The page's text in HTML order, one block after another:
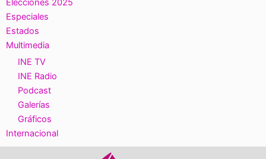
Elecciones 2025
Especiales
Estados
Multimedia
INE TV
INE Radio
Podcast
Galerías
Gráficos
Internacional